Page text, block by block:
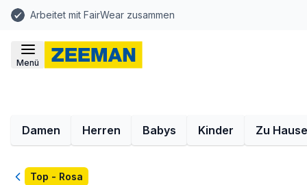
Arbeitet mit FairWear zusammen
Menü
Damen Herren Babys Kinder Zu Hause
ZurückTop - Rosa